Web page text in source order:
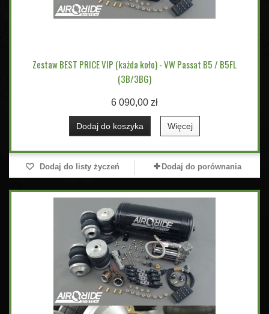
Zestaw BEST PRICE VIP (każda koło) - VW Passat B5 / B5FL
(3B/3BG)
6 090,00 zł
Dodaj do koszyka Więcej
Dodaj do listy życzeń Dodaj do porównania